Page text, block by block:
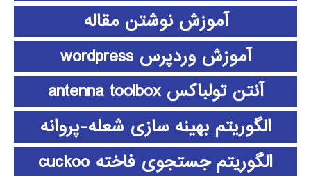
آموزش نوشتن مقاله
آموزش وردپرس wordpress
آنتن تولباکس antenna toolbox
الگوریتم بهینه سازی شعله-پروانه
الگوریتم جستجوی فاخته cuckoo